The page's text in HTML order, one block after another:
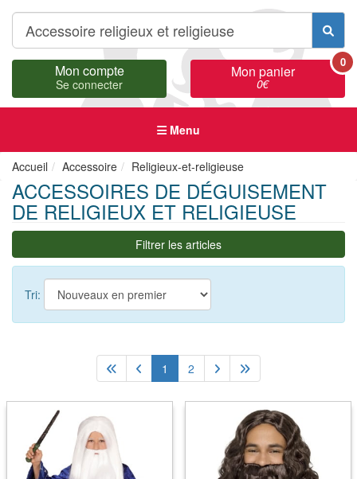
Mon compte
Se connecter
Mon panier
0€
0
Menu
Accueil Accessoire Religieux-et-religieuse
ACCESSOIRES DE DÉGUISEMENT
DE RELIGIEUX ET RELIGIEUSE
Filtrer les articles
Tri:
1 2